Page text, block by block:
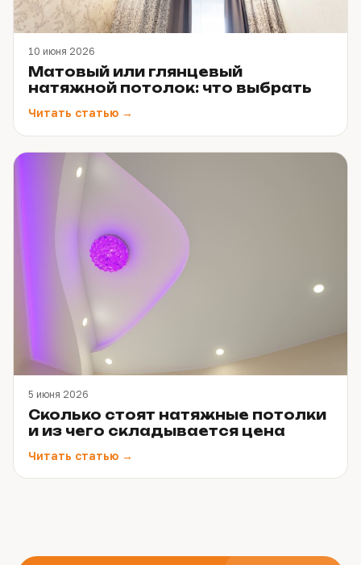
10 июня 2026
Матовый или глянцевый
натяжной потолок: что выбрать
Читать статью →
5 июня 2026
Сколько стоят натяжные потолки
и из чего складывается цена
Читать статью →